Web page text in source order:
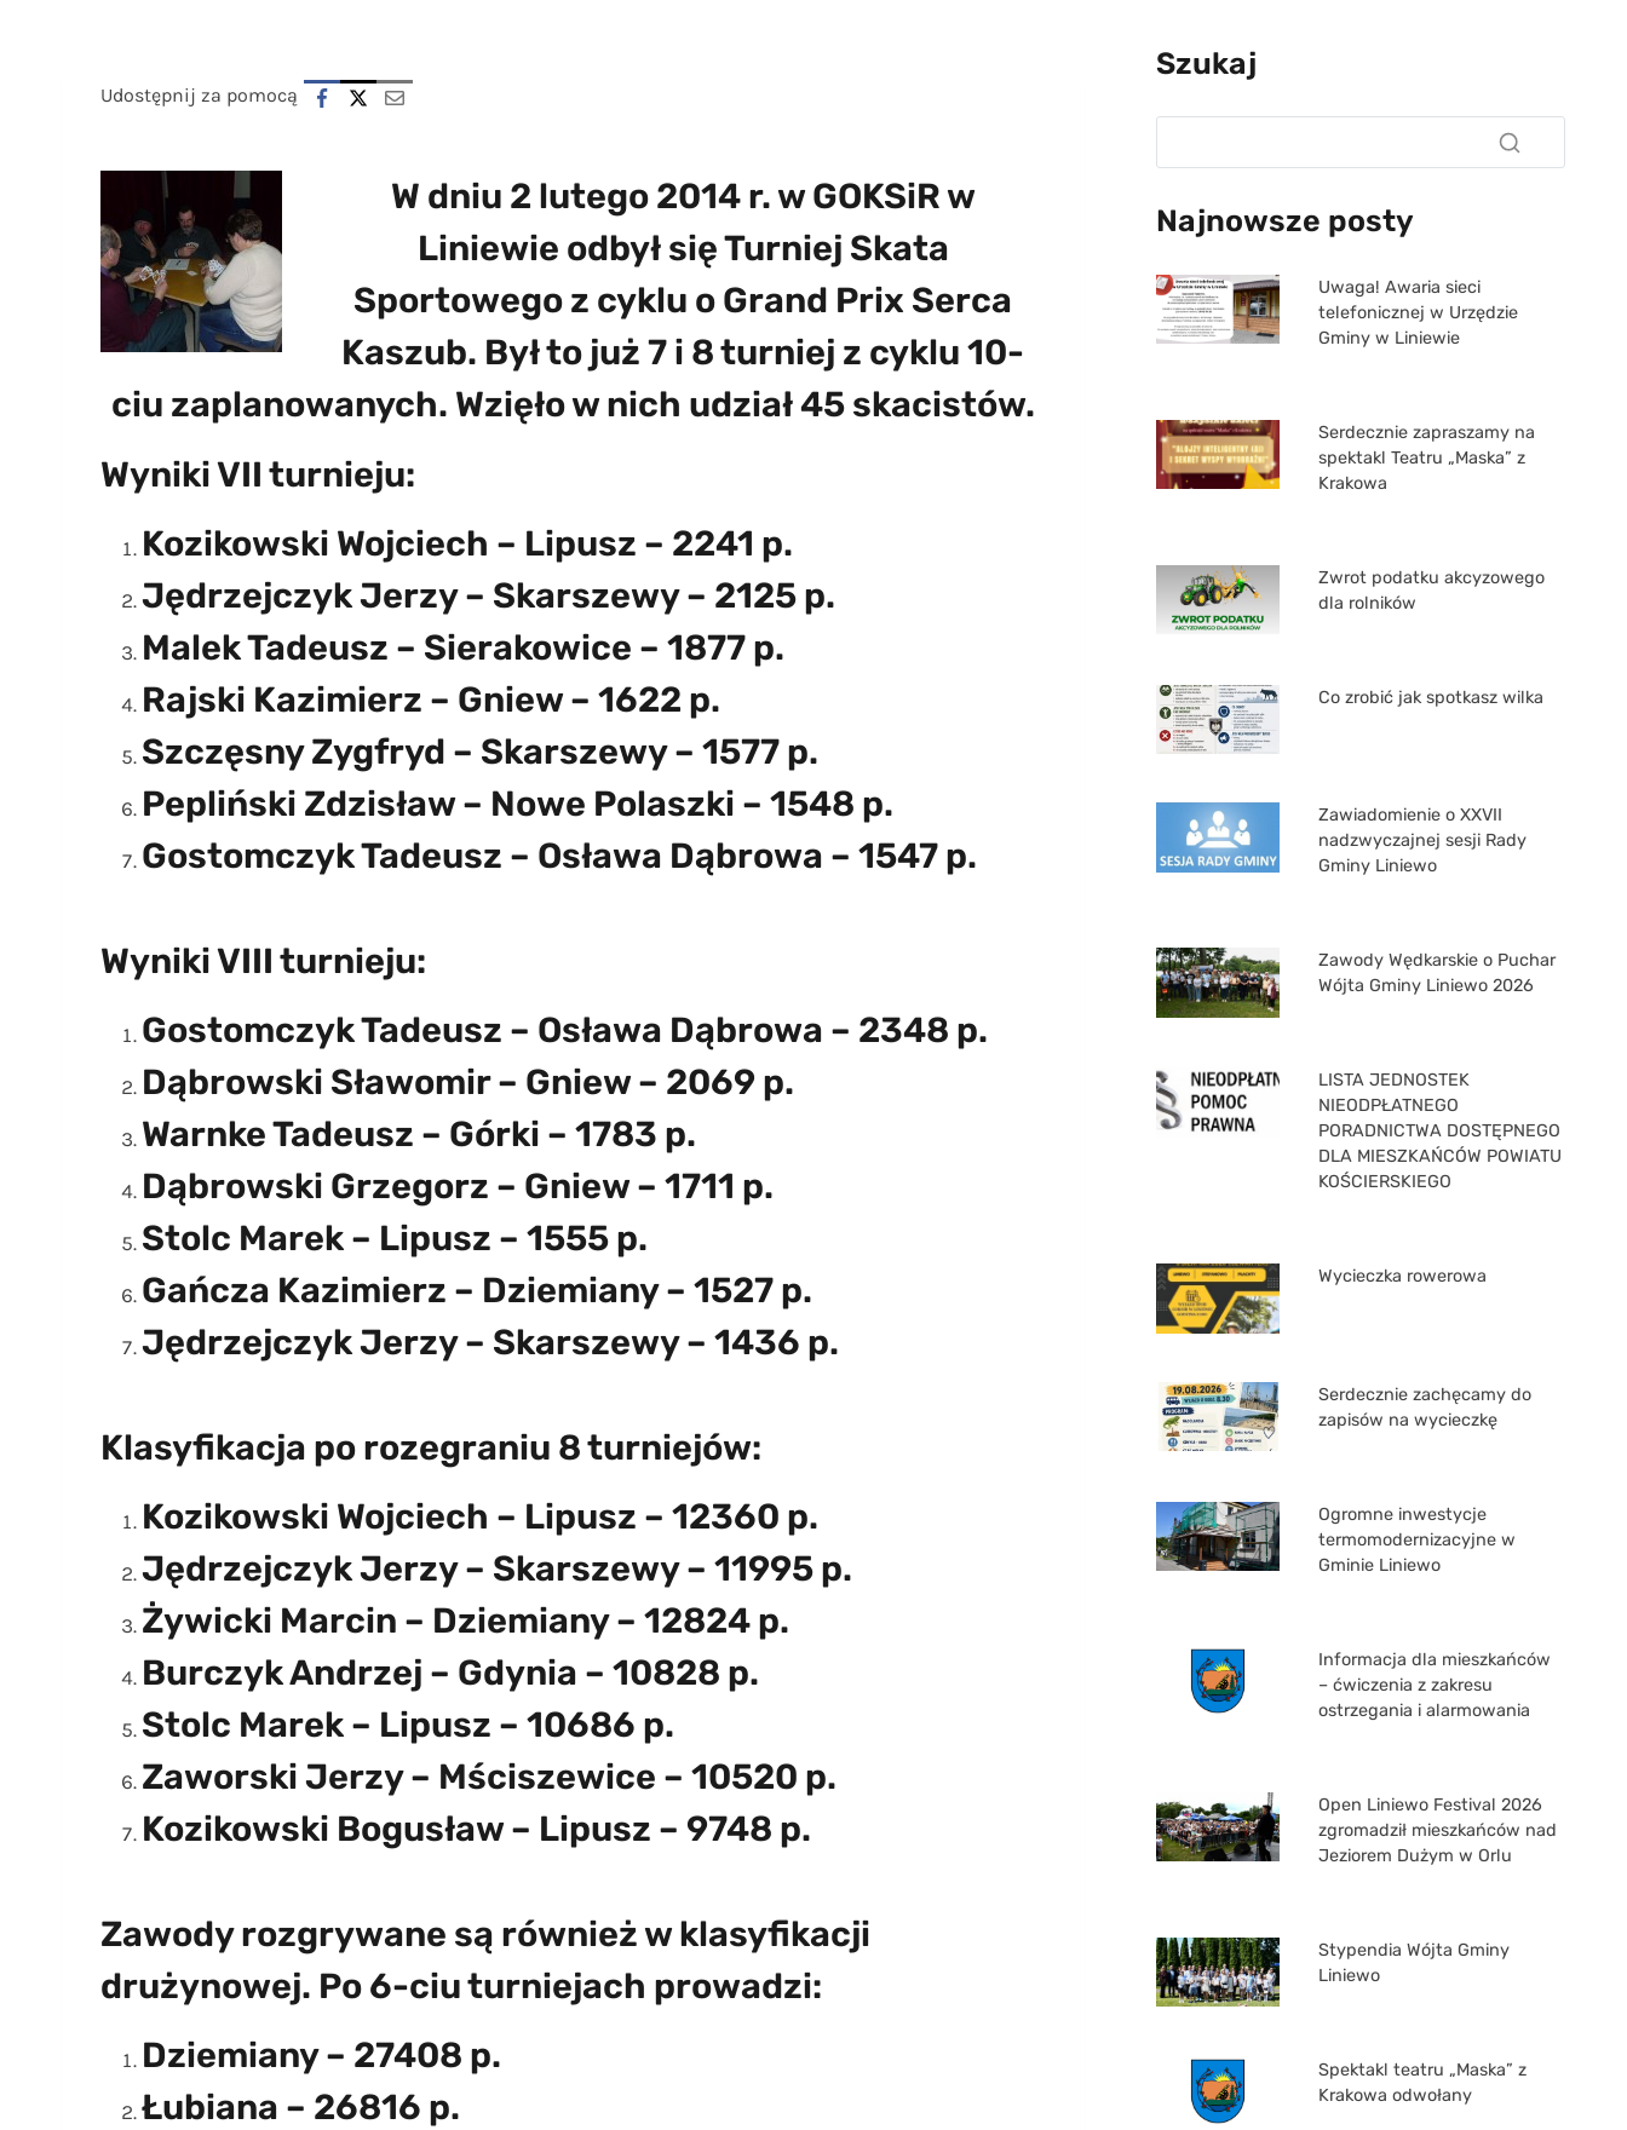
Udostępnij za pomocą
W dniu 2 lutego 2014 r. w GOKSiR w
Liniewie odbył się Turniej Skata
Sportowego z cyklu o Grand Prix Serca
Kaszub. Był to już 7 i 8 turniej z cyklu 10-
ciu zaplanowanych. Wzięło w nich udział 45 skacistów.
Wyniki VII turnieju:
Kozikowski Wojciech – Lipusz – 2241 p.
Jędrzejczyk Jerzy – Skarszewy – 2125 p.
Malek Tadeusz – Sierakowice – 1877 p.
Rajski Kazimierz – Gniew – 1622 p.
Szczęsny Zygfryd – Skarszewy – 1577 p.
Pepliński Zdzisław – Nowe Polaszki – 1548 p.
Gostomczyk Tadeusz – Osława Dąbrowa – 1547 p.
Wyniki VIII turnieju:
Gostomczyk Tadeusz – Osława Dąbrowa – 2348 p.
Dąbrowski Sławomir – Gniew – 2069 p.
Warnke Tadeusz – Górki – 1783 p.
Dąbrowski Grzegorz – Gniew – 1711 p.
Stolc Marek – Lipusz – 1555 p.
Gańcza Kazimierz – Dziemiany – 1527 p.
Jędrzejczyk Jerzy – Skarszewy – 1436 p.
Klasyfikacja po rozegraniu 8 turniejów:
Kozikowski Wojciech – Lipusz – 12360 p.
Jędrzejczyk Jerzy – Skarszewy – 11995 p.
Żywicki Marcin – Dziemiany – 12824 p.
Burczyk Andrzej – Gdynia – 10828 p.
Stolc Marek – Lipusz – 10686 p.
Zaworski Jerzy – Mściszewice – 10520 p.
Kozikowski Bogusław – Lipusz – 9748 p.
Zawody rozgrywane są również w klasyfikacji
drużynowej. Po 6-ciu turniejach prowadzi:
Dziemiany – 27408 p.
Łubiana – 26816 p.
Szukaj
Najnowsze posty
Uwaga! Awaria sieci
telefonicznej w Urzędzie
Gminy w Liniewie
Serdecznie zapraszamy na
spektakl Teatru „Maska” z
Krakowa
Zwrot podatku akcyzowego
dla rolników
Co zrobić jak spotkasz wilka
Zawiadomienie o XXVII
nadzwyczajnej sesji Rady
Gminy Liniewo
Zawody Wędkarskie o Puchar
Wójta Gminy Liniewo 2026
LISTA JEDNOSTEK
NIEODPŁATNEGO
PORADNICTWA DOSTĘPNEGO
DLA MIESZKAŃCÓW POWIATU
KOŚCIERSKIEGO
Wycieczka rowerowa
Serdecznie zachęcamy do
zapisów na wycieczkę
Ogromne inwestycje
termomodernizacyjne w
Gminie Liniewo
Informacja dla mieszkańców
– ćwiczenia z zakresu
ostrzegania i alarmowania
Open Liniewo Festival 2026
zgromadził mieszkańców nad
Jeziorem Dużym w Orlu
Stypendia Wójta Gminy
Liniewo
Spektakl teatru „Maska” z
Krakowa odwołany